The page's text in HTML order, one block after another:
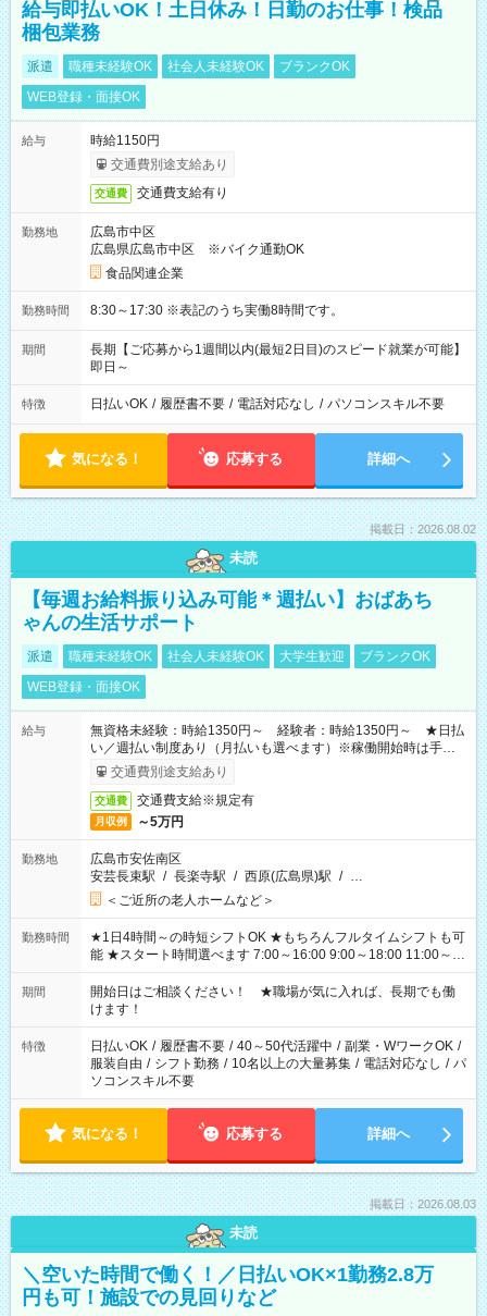
給与即払いOK！土日休み！日勤のお仕事！検品
梱包業務
派遣 職種未経験OK 社会人未経験OK
ブランクOK
WEB登録・面接OK
給与
時給1150円
交通費別途支給あり
交通費 交通費支給有り
勤務地
広島市中区
広島県広島市中区 ※バイク通勤OK
食品関連企業
勤務時間 8:30～17:30 ※表記のうち実働8時間です。
期間
長期【ご応募から1週間以内(最短2日目)のスピード就業が可能】
即日～
特徴 日払いOK / 履歴書不要 / 電話対応なし / パソコンスキル不要
気になる！ 応募する 詳細へ
掲載日：2026.08.02
未読
【毎週お給料振り込み可能＊週払い】おばあち
ゃんの生活サポート
派遣 職種未経験OK 社会人未経験OK 大学生歓迎
ブランクOK
WEB登録・面接OK
給与
無資格未経験：時給1350円～ 経験者：時給1350円～ ★日払
い／週払い制度あり（月払いも選べます）※稼働開始時は手続き
完了次第のお支払いとなります。
交通費別途支給あり
交通費 交通費支給※規定有
月収例 ～5万円
勤務地
広島市安佐南区
安芸長束駅 / 長楽寺駅 / 西原(広島県)駅 / …
＜ご近所の老人ホームなど＞
勤務時間
★1日4時間～の時短シフトOK ★もちろんフルタイムシフトも可
能 ★スタート時間選べます 7:00～16:00 9:00～18:00 11:00～
20:00 など 残業なし！ ※Wワークの場合、他のお仕事と合わせ
週40時間超の就業はご案内できません ※法令に基づき、週20時
間以上勤務は社会保険への加入対象となります ※労働者派遣法
（日雇い派遣の原則禁止）により、短時間・短期間の就業はご
案内が難しい場合があります
期間
開始日はご相談ください！ ★職場が気に入れば、長期でも働
けます！
特徴 日払いOK / 履歴書不要 / 40～50代活躍中 / 副業・WワークOK /
服装自由 / シフト勤務 / 10名以上の大量募集 / 電話対応なし / パ
ソコンスキル不要
気になる！ 応募する 詳細へ
掲載日：2026.08.03
未読
＼空いた時間で働く！／日払いOK×1勤務2.8万
円も可！施設での見回りなど